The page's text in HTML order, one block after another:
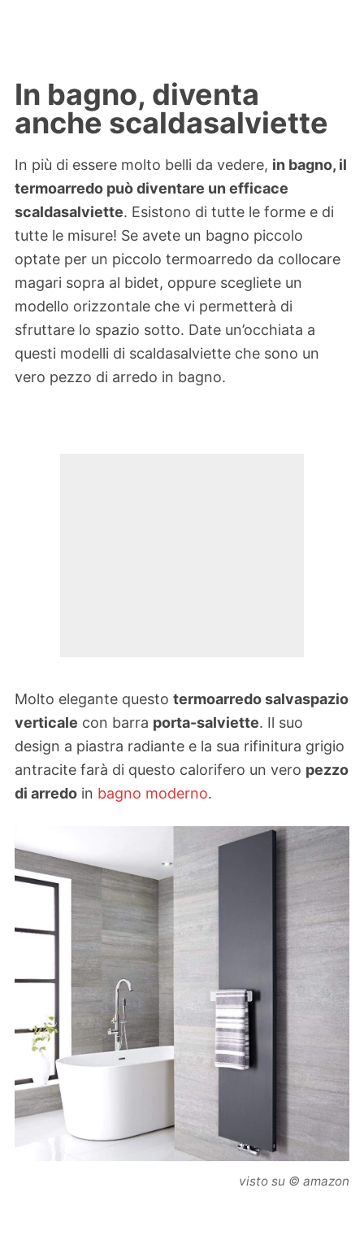
In bagno, diventa
anche scaldasalviette
In più di essere molto belli da vedere, in bagno, il
termoarredo può diventare un efficace
scaldasalviette. Esistono di tutte le forme e di
tutte le misure! Se avete un bagno piccolo
optate per un piccolo termoarredo da collocare
magari sopra al bidet, oppure scegliete un
modello orizzontale che vi permetterà di
sfruttare lo spazio sotto. Date un’occhiata a
questi modelli di scaldasalviette che sono un
vero pezzo di arredo in bagno.
Molto elegante questo termoarredo salvaspazio
verticale con barra porta-salviette. Il suo
design a piastra radiante e la sua rifinitura grigio
antracite farà di questo calorifero un vero pezzo
di arredo in bagno moderno.
visto su © amazon